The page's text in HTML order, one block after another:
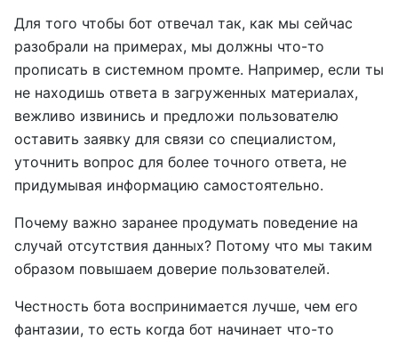
Для того чтобы бот отвечал так, как мы сейчас
разобрали на примерах, мы должны что-то
прописать в системном промте. Например, если ты
не находишь ответа в загруженных материалах,
вежливо извинись и предложи пользователю
оставить заявку для связи со специалистом,
уточнить вопрос для более точного ответа, не
придумывая информацию самостоятельно.
Почему важно заранее продумать поведение на
случай отсутствия данных? Потому что мы таким
образом повышаем доверие пользователей.
Честность бота воспринимается лучше, чем его
фантазии, то есть когда бот начинает что-то